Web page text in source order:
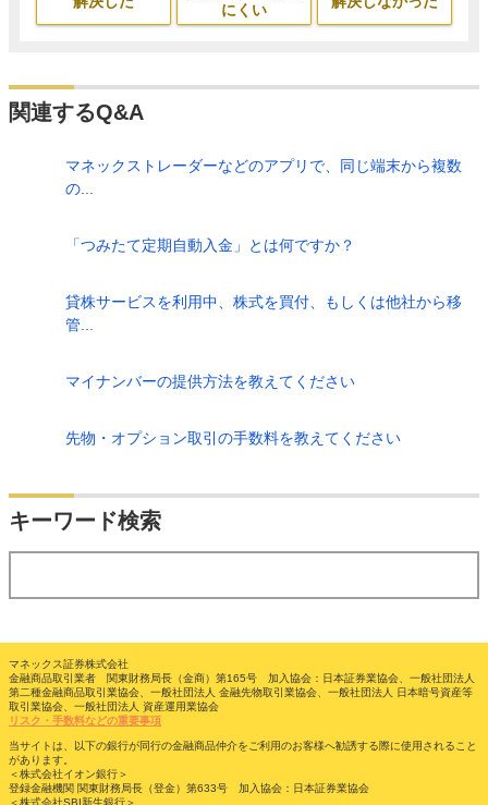
にくい
関連するQ&A
マネックストレーダーなどのアプリで、同じ端末から複数
の...
「つみたて定期自動入金」とは何ですか？
貸株サービスを利用中、株式を買付、もしくは他社から移
管...
マイナンバーの提供方法を教えてください
先物・オプション取引の手数料を教えてください
キーワード検索
マネックス証券株式会社
金融商品取引業者 関東財務局長（金商）第165号 加入協会：日本証券業協会、一般社団法人
第二種金融商品取引業協会、一般社団法人 金融先物取引業協会、一般社団法人 日本暗号資産等
取引業協会、一般社団法人 資産運用業協会
リスク・手数料などの重要事項
当サイトは、以下の銀行が同行の金融商品仲介をご利用のお客様へ勧誘する際に使用されること
があります。
＜株式会社イオン銀行＞
登録金融機関 関東財務局長（登金）第633号 加入協会：日本証券業協会
＜株式会社SBI新生銀行＞